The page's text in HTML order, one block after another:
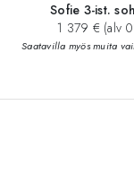
Sofie 3-ist.
1 379 € (alv
Saatavilla myös muita